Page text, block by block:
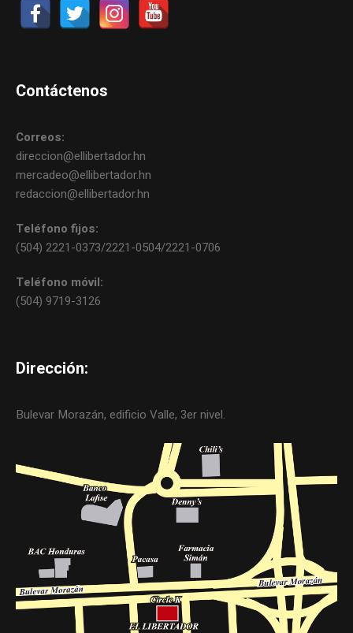
Contáctenos
Correos:
direccion@ellibertador.hn
mercadeo@ellibertador.hn
redaccion@ellibertador.hn
Teléfono fijos:
(504) 2221-0373/2221-0504/2221-0706
Teléfono móvil:
(504) 9719-3126
Dirección:
Bulevar Morazán, edificio Valle, 3er nivel.